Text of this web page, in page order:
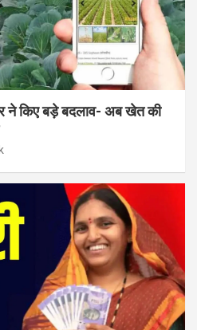
ने किए बड़े बदलाव- अब खेत की